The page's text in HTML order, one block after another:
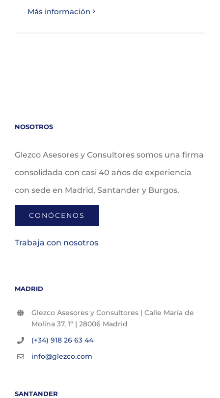
Más información
NOSOTROS
Glezco Asesores y Consultores somos una firma
consolidada con casi 40 años de experiencia
con sede en Madrid, Santander y Burgos.
CONÓCENOS
Trabaja con nosotros
MADRID
Glezco Asesores y Consultores | Calle María de
Molina 37, 1º | 28006 Madrid
(+34) 918 26 63 44
info@glezco.com
SANTANDER